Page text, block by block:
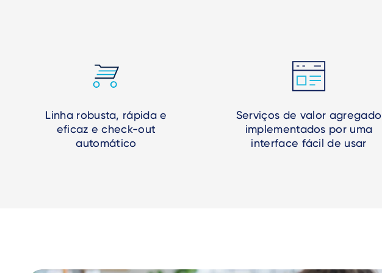
Linha robusta, rápida e
eficaz e check-out
automático
Serviços de valor agregado
implementados por uma
interface fácil de usar